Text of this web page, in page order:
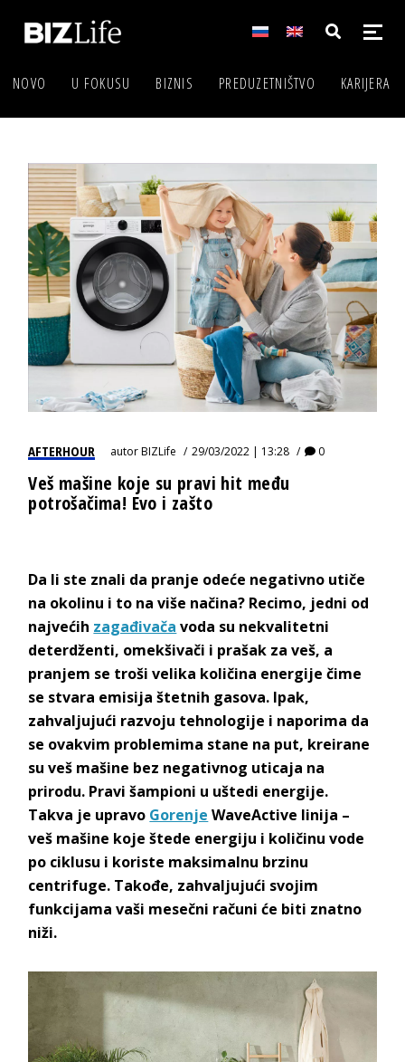
NOVO U FOKUSU BIZNIS PREDUZETNIŠTVO KARIJERA
AFTERHOUR autorBIZLife 29/03/2022 | 13:28 0
Veš mašine koje su pravi hit među
potrošačima! Evo i zašto
Da li ste znali da pranje odeće negativno utiče
na okolinu i to na više načina? Recimo, jedni od
najvećih zagađivača voda su nekvalitetni
deterdženti, omekšivači i prašak za veš, a
pranjem se troši velika količina energije čime
se stvara emisija štetnih gasova. Ipak,
zahvaljujući razvoju tehnologije i naporima da
se ovakvim problemima stane na put, kreirane
su veš mašine bez negativnog uticaja na
prirodu. Pravi šampioni u uštedi energije.
Takva je upravo Gorenje WaveActive linija –
veš mašine koje štede energiju i količinu vode
po ciklusu i koriste maksimalnu brzinu
centrifuge. Takođe, zahvaljujući svojim
funkcijama vaši mesečni računi će biti znatno
niži.